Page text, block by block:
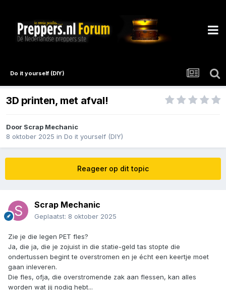
Do it yourself (DIY)
3D printen, met afval!
Door Scrap Mechanic
8 oktober 2025 in Do it yourself (DIY)
Reageer op dit topic
Scrap Mechanic
Geplaatst: 8 oktober 2025
Zie je die legen PET fles?
Ja, die ja, die je zojuist in die statie-geld tas stopte die
ondertussen begint te overstromen en je écht een keertje moet
gaan inleveren.
Die fles, ofja, die overstromende zak aan flessen, kan alles
worden wat jij nodig hebt...